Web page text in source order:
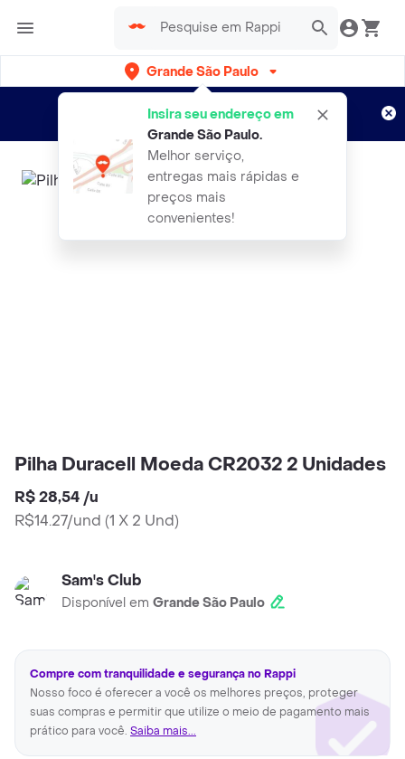
Grande São Paulo
Insira seu endereço em
Grande São Paulo.
Melhor serviço,
entregas mais rápidas e
preços mais
convenientes!
Entregas grátis por 15 dias!
Aplicam T&C
Pilha Duracell Moeda CR2032 2 Unidades
R$ 28,54 /u
R$14.27/und (1 X 2 Und)
Sam's Club
Disponível em Grande São Paulo
Compre com tranquilidade e segurança no Rappi
Nosso foco é oferecer a você os melhores preços, proteger
suas compras e permitir que utilize o meio de pagamento mais
prático para você. Saiba mais...